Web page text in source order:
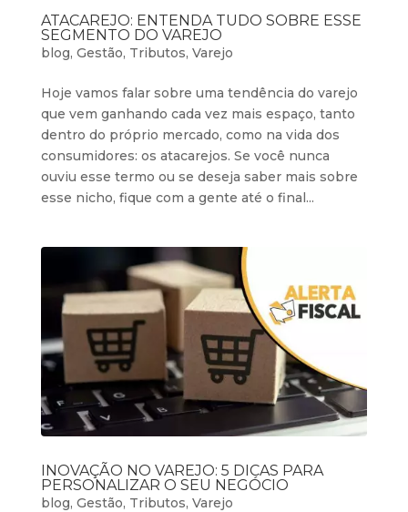
ATACAREJO: ENTENDA TUDO SOBRE ESSE
SEGMENTO DO VAREJO
blog, Gestão, Tributos, Varejo
Hoje vamos falar sobre uma tendência do varejo
que vem ganhando cada vez mais espaço, tanto
dentro do próprio mercado, como na vida dos
consumidores: os atacarejos. Se você nunca
ouviu esse termo ou se deseja saber mais sobre
esse nicho, fique com a gente até o final...
INOVAÇÃO NO VAREJO: 5 DICAS PARA
PERSONALIZAR O SEU NEGÓCIO
blog, Gestão, Tributos, Varejo